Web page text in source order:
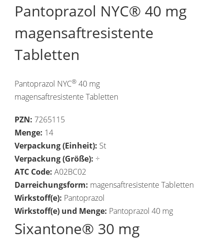
Pantoprazol NYC® 40 mg
magensaftresistente
Tabletten
Pantoprazol NYC® 40 mg
magensaftresistente Tabletten
PZN: 7265115
Menge: 14
Verpackung (Einheit): St
Verpackung (Größe): ÷
ATC Code: A02BC02
Darreichungsform: magensaftresistente Tabletten
Wirkstoff(e): Pantoprazol
Wirkstoff(e) und Menge: Pantoprazol 40 mg
Sixantone® 30 mg